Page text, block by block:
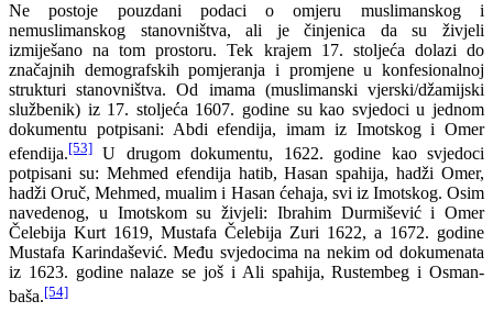
Ne postoje pouzdani podaci o omjeru muslimanskog i
nemuslimanskog stanovništva, ali je činjenica da su živjeli
izmiješano na tom prostoru. Tek krajem 17. stoljeća dolazi do
značajnih demografskih pomjeranja i promjene u konfesionalnoj
strukturi stanovništva. Od imama (muslimanski vjerski/džamijski
službenik) iz 17. stoljeća 1607. godine su kao svjedoci u jednom
dokumentu potpisani: Abdi efendija, imam iz Imotskog i Omer
efendija.[53] U drugom dokumentu, 1622. godine kao svjedoci
potpisani su: Mehmed efendija hatib, Hasan spahija, hadži Omer,
hadži Oruč, Mehmed, mualim i Hasan ćehaja, svi iz Imotskog. Osim
navedenog, u Imotskom su živjeli: Ibrahim Durmišević i Omer
Čelebija Kurt 1619, Mustafa Čelebija Zuri 1622, a 1672. godine
Mustafa Karindašević. Među svjedocima na nekim od dokumenata
iz 1623. godine nalaze se još i Ali spahija, Rustembeg i Osman-
baša.[54]